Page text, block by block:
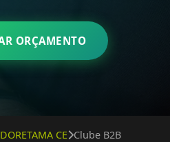
ORÇAMENTO
CE Clube B2B